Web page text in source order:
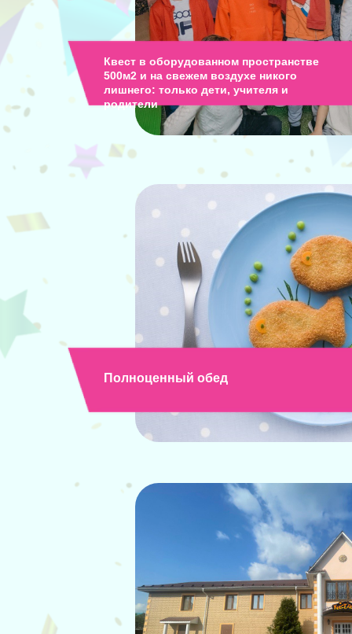
Квест в оборудованном пространстве
500м2 и на свежем воздухе никого
лишнего: только дети, учителя и
родители
Полноценный обед